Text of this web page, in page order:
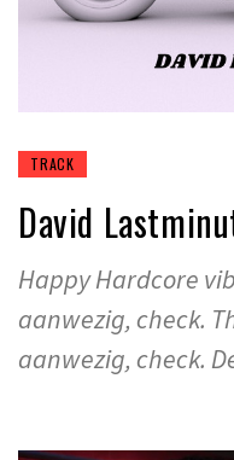
TRACK
David
Happy Hardcore
aanwezig, check.
aanwezig, check.